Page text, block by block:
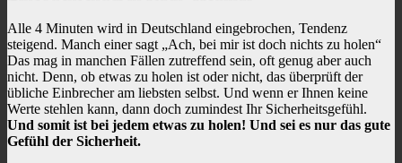
Alle 4 Minuten wird in Deutschland eingebrochen, Tendenz
steigend. Manch einer sagt „Ach, bei mir ist doch nichts zu holen“
Das mag in manchen Fällen zutreffend sein, oft genug aber auch
nicht. Denn, ob etwas zu holen ist oder nicht, das überprüft der
übliche Einbrecher am liebsten selbst. Und wenn er Ihnen keine
Werte stehlen kann, dann doch zumindest Ihr Sicherheitsgefühl.
Und somit ist bei jedem etwas zu holen! Und sei es nur das gute
Gefühl der Sicherheit.